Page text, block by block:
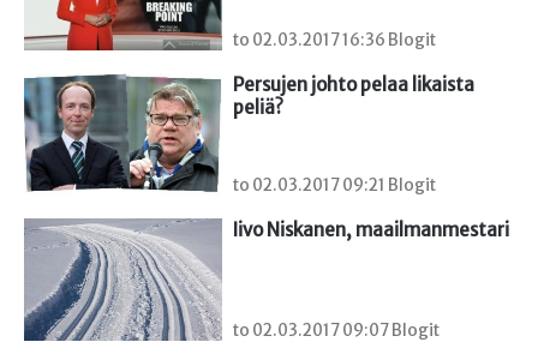
to 02.03.2017 16:36 Blogit
Persujen johto pelaa likaista
peliä?
to 02.03.2017 09:21 Blogit
Iivo Niskanen, maailmanmestari
to 02.03.2017 09:07 Blogit